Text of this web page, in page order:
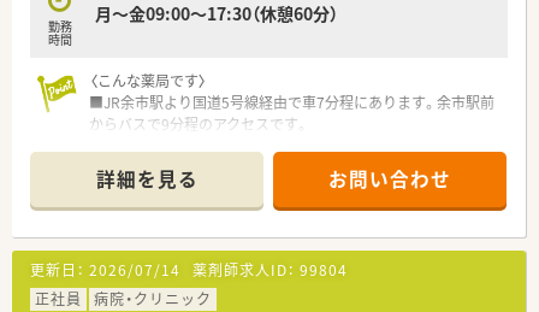
勤務
時間
月～金09:00～17:30（休憩60分）
〈こんな薬局です〉
■JR余市駅より国道5号線経由で車7分程にあります。余市駅前
からバスで9分程のアクセスです。
■17時30分閉局で残業少なめ。土日もお休みの薬局です。
〈実家や住み慣れた地域で勤務したい方〉
■勤務エリアを選べるので、転居を伴う異動なく、地域に根ざし
て勤務していきたい方も歓迎です。
■地域密着型店舗の割合が76.8%と高く、地域の人々の暮らしや
人生に寄り添う地域に根付いた薬局展開を行っています。
詳細を見る お問い合わせ
更新日： 2026/07/14 薬剤師求人ID： 99804
正社員
病院・クリニック